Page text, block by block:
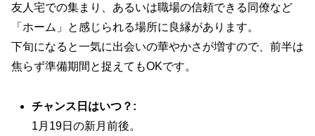
友人宅での集まり、あるいは職場の信頼できる同僚など
「ホーム」と感じられる場所に良縁があります。
下旬になると一気に出会いの華やかさが増すので、前半は
焦らず準備期間と捉えてもOKです。
チャンス日はいつ？:
1月19日の新月前後。